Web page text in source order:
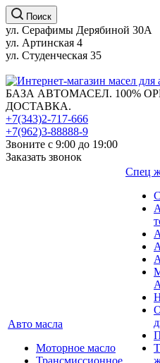
Поиск
ул. Серафимы Дерябиной 30А
ул. Артинская 4
ул. Студенческая 35
БАЗА АВТОМАСЕЛ. 100%
ДОСТАВКА.
+7(343)2-717-666
+7(962)3-88888-9
Звоните с 9:00 до 19:00
Заказать звонок
Авто масла
Моторное масло
Трансмиссионное
Спец